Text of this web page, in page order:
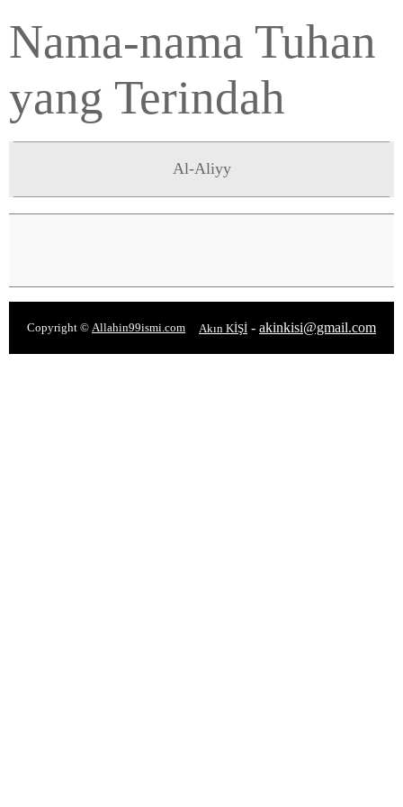
Nama-nama Tuhan
yang Terindah
Al-Aliyy
Copyright © Allahin99ismi.com Akın KİŞİ - akinkisi@gmail.com